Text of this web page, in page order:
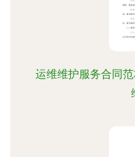
运维维护服务合同